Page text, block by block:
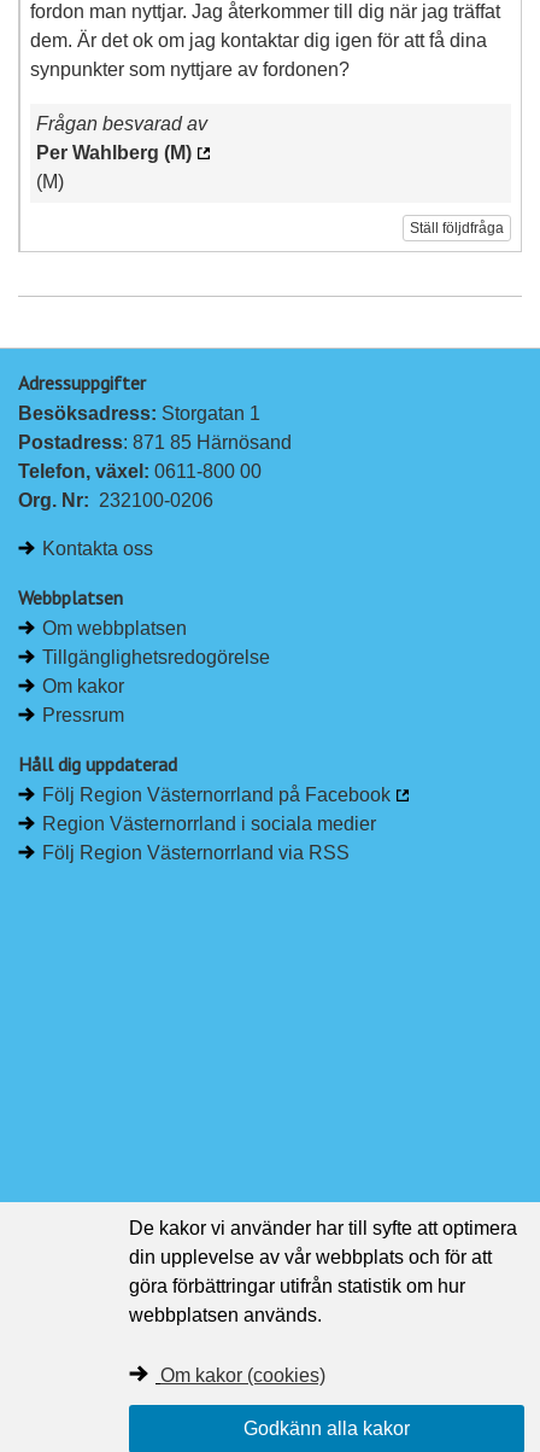
fordon man nyttjar. Jag återkommer till dig när jag träffat
dem. Är det ok om jag kontaktar dig igen för att få dina
synpunkter som nyttjare av fordonen?
Frågan besvarad av
Per Wahlberg (M)
(M)
Ställ följdfråga
Adressuppgifter
Besöksadress: Storgatan 1
Postadress: 871 85 Härnösand
Telefon, växel: 0611-800 00
Org. Nr: 232100-0206
Kontakta oss
Webbplatsen
Om webbplatsen
Tillgänglighetsredogörelse
Om kakor
Pressrum
Håll dig uppdaterad
Följ Region Västernorrland på Facebook
Region Västernorrland i sociala medier
Följ Region Västernorrland via RSS
De kakor vi använder har till syfte att optimera
din upplevelse av vår webbplats och för att
göra förbättringar utifrån statistik om hur
webbplatsen används.
Om kakor (cookies)
Godkänn alla kakor